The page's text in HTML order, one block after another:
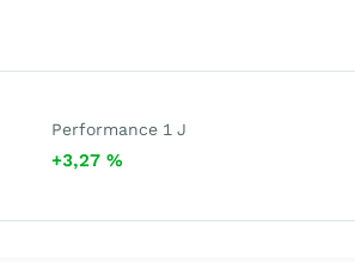
Performance 1 J
+3,27 %